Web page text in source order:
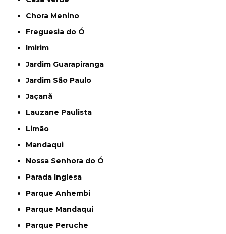
Chora Menino
Freguesia do Ó
Imirim
Jardim Guarapiranga
Jardim São Paulo
Jaçanã
Lauzane Paulista
Limão
Mandaqui
Nossa Senhora do Ó
Parada Inglesa
Parque Anhembi
Parque Mandaqui
Parque Peruche